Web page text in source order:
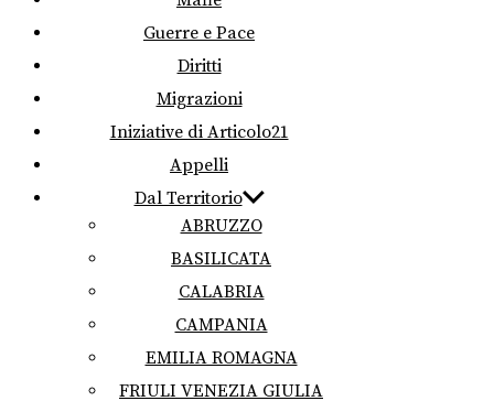
Guerre e Pace
Diritti
Migrazioni
Iniziative di Articolo21
Appelli
Dal Territorio
ABRUZZO
BASILICATA
CALABRIA
CAMPANIA
EMILIA ROMAGNA
FRIULI VENEZIA GIULIA